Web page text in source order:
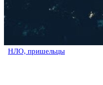
НЛО, пришельцы